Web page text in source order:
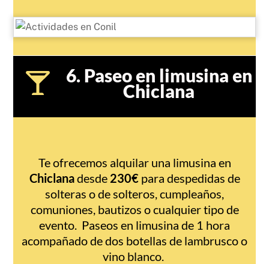
6. Paseo en limusina en
Chiclana
Te ofrecemos alquilar una limusina en
Chiclanadesde230€para despedidas de
solteras o de solteros, cumpleaños,
comuniones, bautizos o cualquier tipo de
evento. Paseos en limusina de 1 hora
acompañado de dos botellas de lambrusco o
vino blanco.